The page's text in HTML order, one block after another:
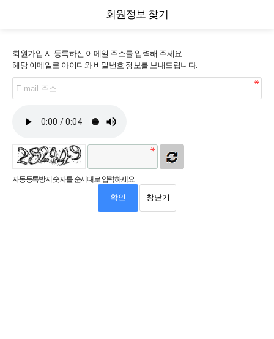
회원정보 찾기
회원가입 시 등록하신 이메일 주소를 입력해 주세요.
해당 이메일로 아이디와 비밀번호 정보를 보내드립니다.
자동등록방지 숫자를 순서대로 입력하세요.
확인 창닫기